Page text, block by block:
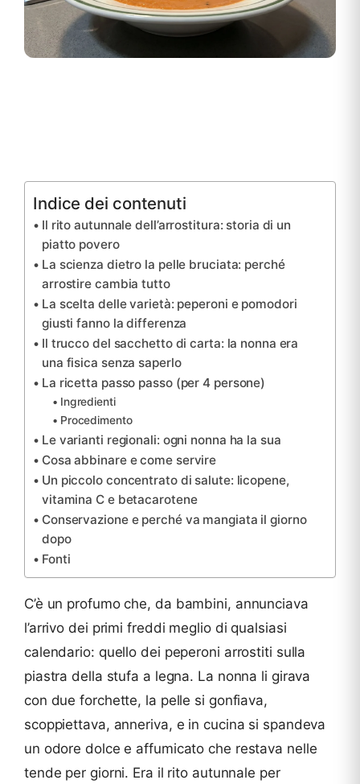
Indice dei contenuti
Il rito autunnale dell’arrostitura: storia di un
piatto povero
La scienza dietro la pelle bruciata: perché
arrostire cambia tutto
La scelta delle varietà: peperoni e pomodori
giusti fanno la differenza
Il trucco del sacchetto di carta: la nonna era
una fisica senza saperlo
La ricetta passo passo (per 4 persone)
Ingredienti
Procedimento
Le varianti regionali: ogni nonna ha la sua
Cosa abbinare e come servire
Un piccolo concentrato di salute: licopene,
vitamina C e betacarotene
Conservazione e perché va mangiata il giorno
dopo
Fonti
C’è un profumo che, da bambini, annunciava
l’arrivo dei primi freddi meglio di qualsiasi
calendario: quello dei peperoni arrostiti sulla
piastra della stufa a legna. La nonna li girava
con due forchette, la pelle si gonfiava,
scoppiettava, anneriva, e in cucina si spandeva
un odore dolce e affumicato che restava nelle
tende per giorni. Era il rito autunnale per